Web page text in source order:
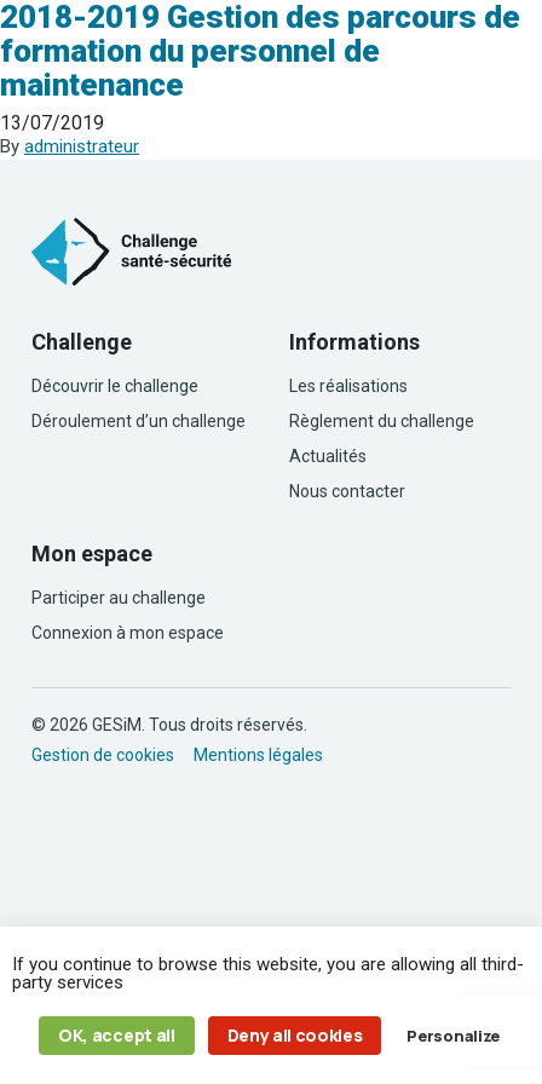
2018-2019 Gestion des parcours de
formation du personnel de
maintenance
13/07/2019
By administrateur
Challenge
Découvrir le challenge
Déroulement d’un challenge
Informations
Les réalisations
Règlement du challenge
Actualités
Nous contacter
Mon espace
Participer au challenge
Connexion à mon espace
© 2026 GESiM. Tous droits réservés.
Gestion de cookies
Mentions légales
If you continue to browse this website, you are allowing all third-
party services
OK, accept all Deny all cookies Personalize